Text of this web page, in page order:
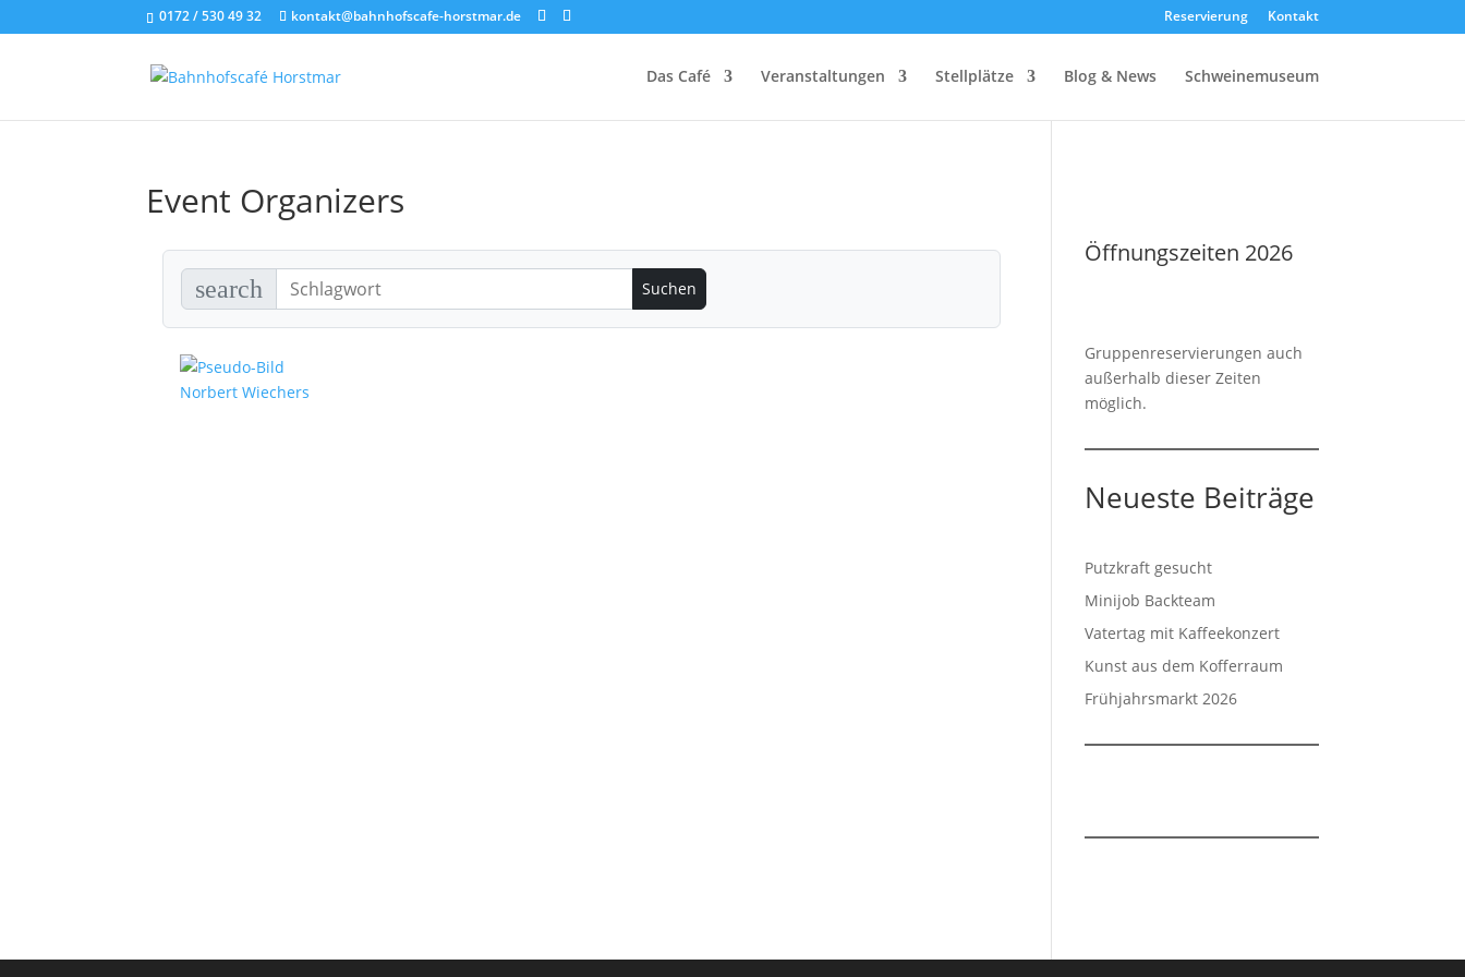
0172 / 530 49 32 kontakt@bahnhofscafe-horstmar.de Reservierung Kontakt
Das Café Veranstaltungen Stellplätze Blog & News Schweinemuseum
Event Organizers
search
Norbert Wiechers
Öffnungszeiten 2026
Gruppenreservierungen auch
außerhalb dieser Zeiten
möglich.
Neueste Beiträge
Putzkraft gesucht
Minijob Backteam
Vatertag mit Kaffeekonzert
Kunst aus dem Kofferraum
Frühjahrsmarkt 2026